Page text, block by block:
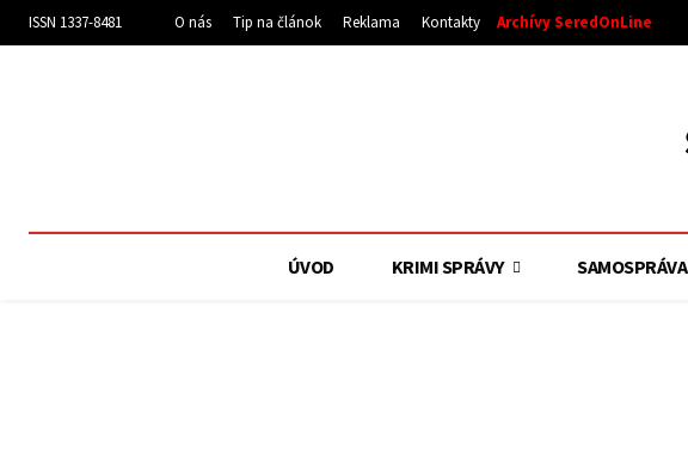
ISSN 1337-8481 O nás Tip na článok Reklama Kontakty Archívy SeredOnLine
ÚVOD KRIMI SPRÁVY SAMOSPRÁVA